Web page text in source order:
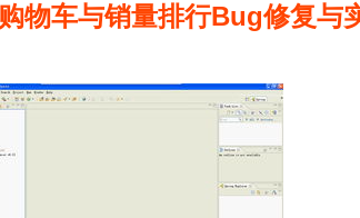
物车与销量排行Bug修复与